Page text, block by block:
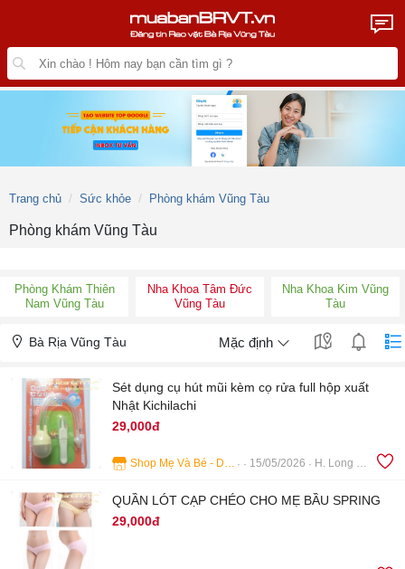
Trang chủ Sức khỏe Phòng khám Vũng Tàu
Phòng khám Vũng Tàu
Phòng Khám Thiên
Nam Vũng Tàu
Nha Khoa Tâm Đức
Vũng Tàu
Nha Khoa Kim Vũng
Tàu
Bà Rịa Vũng Tàu Mặc định
Sét dụng cụ hút mũi kèm cọ rửa full hộp xuất
Nhật Kichilachi
29,000đ
Shop Mẹ Và Bé - Dịch Vụ Tắm Bé Bà Rịa 15/05/2026 H. Long Điền
QUẦN LÓT CẠP CHÉO CHO MẸ BẦU SPRING
29,000đ